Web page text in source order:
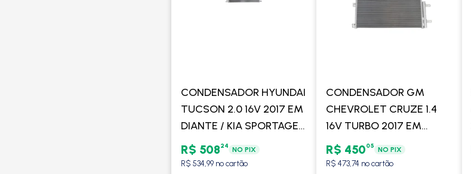
CONDENSADOR HYUNDAI
TUCSON 2.0 16V 2017 EM
DIANTE / KIA SPORTAGE
2.0 16V 2017 EM DIANTE
FLEX - PROCOOLER
R$ 50824 NO PIX
R$ 534,99 no cartão
CONDENSADOR GM
CHEVROLET CRUZE 1.4
16V TURBO 2017 EM
DIANTE - PROCOOLER
R$ 45005 NO PIX
R$ 473,74 no cartão